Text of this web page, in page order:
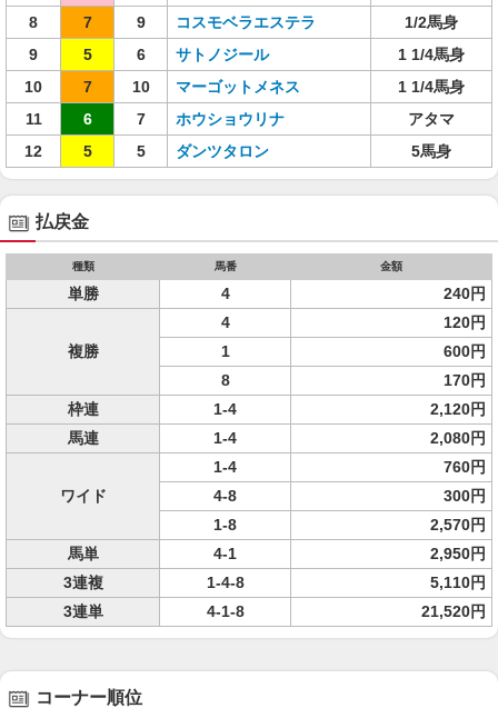
8
7 9 コスモベラエステラ
1/2馬身
9
5 6 サトノジール
1 1/4馬身
10
7 10 マーゴットメネス
1 1/4馬身
11
6 7 ホウショウリナ
アタマ
12
5 5 ダンツタロン 5馬身
払戻金
種類 馬番 金額
単勝 4 240円
複勝
4
120円
1
600円
8
170円
枠連
1-4
2,120円
馬連
1-4 2,080円
ワイド
1-4
760円
4-8
300円
1-8
2,570円
馬単
4-1
2,950円
3連複
1-4-8
5,110円
3連単
4-1-8 21,520円
コーナー順位